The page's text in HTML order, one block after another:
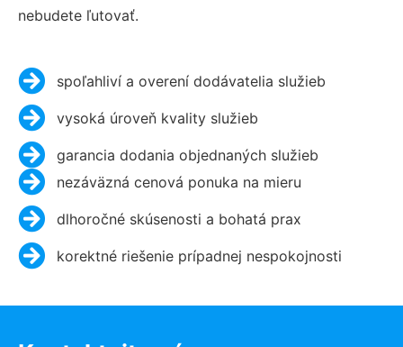
nebudete ľutovať.
spoľahliví a overení dodávatelia služieb
vysoká úroveň kvality služieb
garancia dodania objednaných služieb
nezáväzná cenová ponuka na mieru
dlhoročné skúsenosti a bohatá prax
korektné riešenie prípadnej nespokojnosti